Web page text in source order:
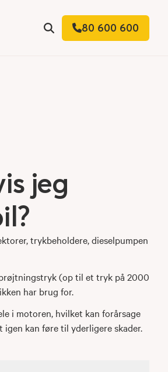
Søg
80 600 600
jeg
trykbeholdere, dieselpumpen
(op til et tryk på 2000
har brug for.
i motoren, hvilket kan forårsage
kan føre til yderligere skader.